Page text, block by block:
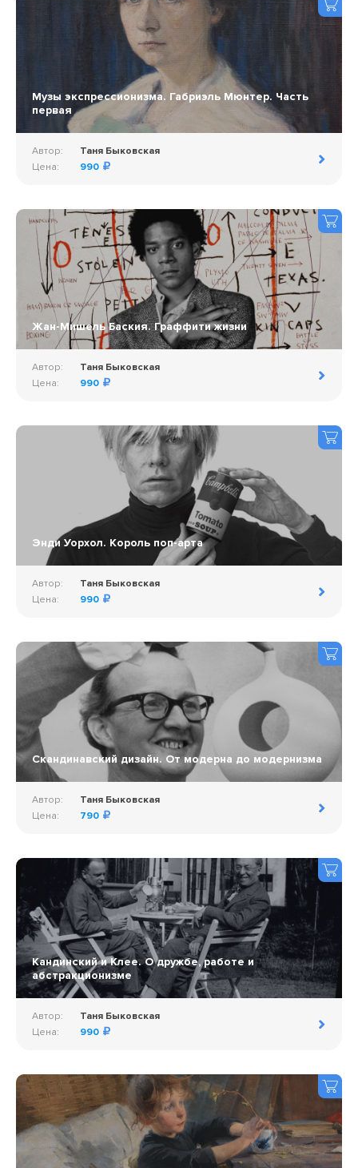
Музы экспрессионизма. Габриэль Мюнтер. Часть
первая
Автор:
Таня Быковская
Цена:
990
Жан-Мишель Баския. Граффити жизни
Автор:
Таня Быковская
Цена:
990
Энди Уорхол. Король поп-арта
Автор:
Таня Быковская
Цена:
990
Скандинавский дизайн. От модерна до модернизма
Автор:
Таня Быковская
Цена:
790
Кандинский и Клее. О дружбе, работе и
абстракционизме
Автор:
Таня Быковская
Цена:
990